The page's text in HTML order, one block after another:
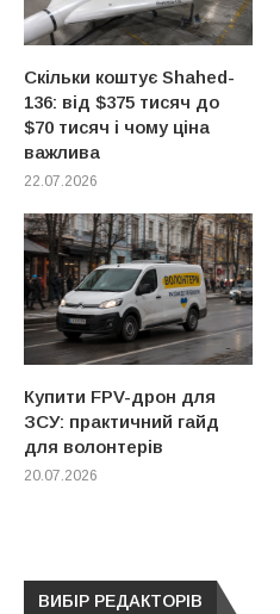
Скільки коштує Shahed-
136: від $375 тисяч до
$70 тисяч і чому ціна
важлива
22.07.2026
Купити FPV-дрон для
ЗСУ: практичний гайд
для волонтерів
20.07.2026
ВИБІР РЕДАКТОРІВ